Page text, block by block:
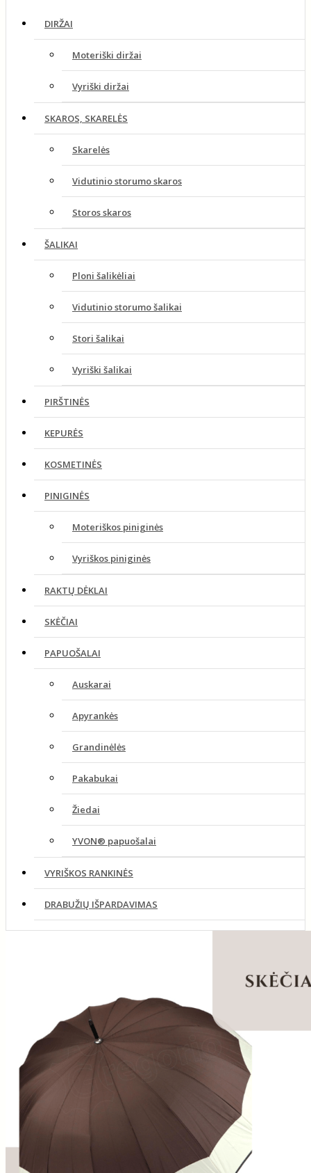
DIRŽAI
Moteriški diržai
Vyriški diržai
SKAROS, SKARELĖS
Skarelės
Vidutinio storumo skaros
Storos skaros
ŠALIKAI
Ploni šalikėliai
Vidutinio storumo šalikai
Stori šalikai
Vyriški šalikai
PIRŠTINĖS
KEPURĖS
KOSMETINĖS
PINIGINĖS
Moteriškos piniginės
Vyriškos piniginės
RAKTŲ DĖKLAI
SKĖČIAI
PAPUOŠALAI
Auskarai
Apyrankės
Grandinėlės
Pakabukai
Žiedai
YVON® papuošalai
VYRIŠKOS RANKINĖS
DRABUŽIŲ IŠPARDAVIMAS